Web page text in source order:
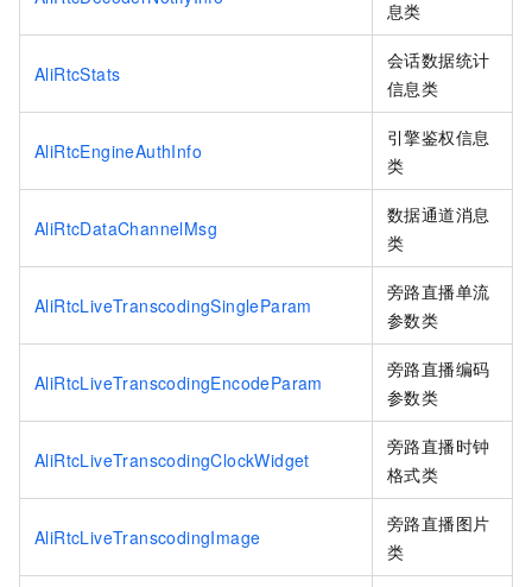
息类
AliRtcStats
会话数据统计
信息类
AliRtcEngineAuthInfo
引擎鉴权信息
类
AliRtcDataChannelMsg
数据通道消息
类
AliRtcLiveTranscodingSingleParam
旁路直播单流
参数类
AliRtcLiveTranscodingEncodeParam
旁路直播编码
参数类
AliRtcLiveTranscodingClockWidget
旁路直播时钟
格式类
AliRtcLiveTranscodingImage
旁路直播图片
类